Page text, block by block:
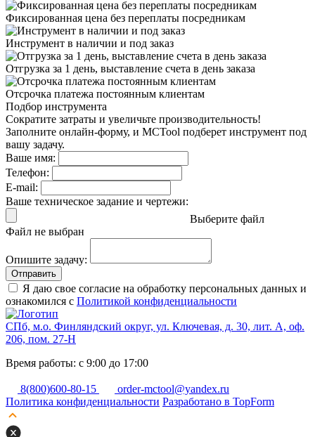
Фиксированная цена без переплаты посредникам
Инструмент в наличии и под заказ
Отгрузка за 1 день, выставление счета в день заказа
Отсрочка платежа постоянным клиентам
Подбор инструмента
Сократите затраты и увеличьте производительность!
Заполните онлайн-форму, и MCTool подберет инструмент под
вашу задачу.
Ваше имя:
Телефон:
E-mail:
Ваше техническое задание и чертежи:
Выберите файл
Файл не выбран
Опишите задачу:
Отправить
Я даю свое согласие на обработку персональных данных и
ознакомился с Политикой конфиденциальности
СПб, м.о. Финляндский округ, ул. Ключевая, д. 30, лит. А, оф.
206, пом. 27-Н
Время работы: с 9:00 до 17:00
8(800)600-80-15
order-mctool@yandex.ru
Политика конфиденциальности Разработано в TopForm